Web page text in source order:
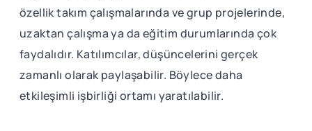
özellik takım çalışmalarında ve grup projelerinde,
uzaktan çalışma ya da eğitim durumlarında çok
faydalıdır. Katılımcılar, düşüncelerini gerçek
zamanlı olarak paylaşabilir. Böylece daha
etkileşimli işbirliği ortamı yaratılabilir.